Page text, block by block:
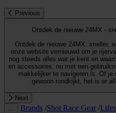
Previous
Ontdek de nieuwe 24MX -
Ontdek de nieuwe 24MX: sneller,
onze website vernieuwd om je
nog steeds alles wat je kent en
en accessoires, nu met een
makkelijker te navigeren is. Of je
gewoon rondkijkt, het is er
Next
Brands /Shot Race Gear /